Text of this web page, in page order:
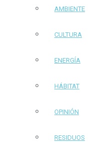
AMBIENTE
CULTURA
ENERGÍA
HÁBITAT
OPINIÓN
RESIDUOS